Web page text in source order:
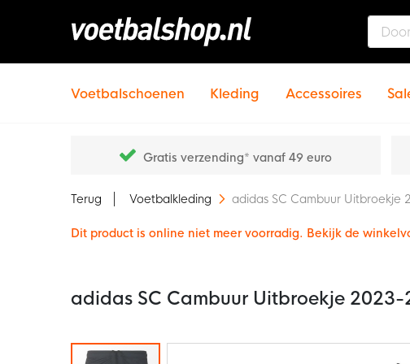
Voetbalschoenen Kleding Accessoires
Gratis verzending* vanaf 49 euro
Terug Voetbalkleding adidas SC Cambuur Uitbroekje
Dit product is online niet meer voorradig. Bekijk de
adidas SC Cambuur Uitbroekje 2023-
Ga
naar